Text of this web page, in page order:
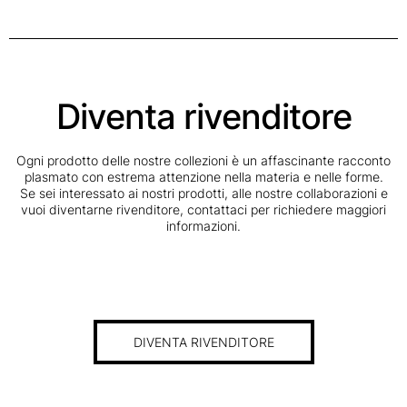
Diventa rivenditore
Ogni prodotto delle nostre collezioni è un affascinante racconto
plasmato con estrema attenzione nella materia e nelle forme.
Se sei interessato ai nostri prodotti, alle nostre collaborazioni e
vuoi diventarne rivenditore, contattaci per richiedere maggiori
informazioni.
DIVENTA RIVENDITORE